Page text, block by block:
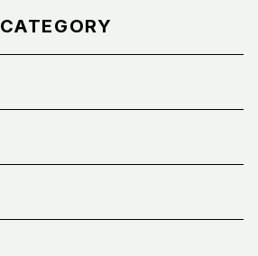
CATEGORY